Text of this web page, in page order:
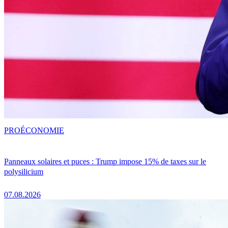
Panneaux solaires et puces : Trump impose 15% de taxes sur le
polysilicium
07.08.2026
PROÉCONOMIE